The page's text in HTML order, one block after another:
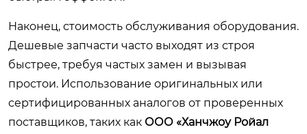
Наконец, стоимость обслуживания оборудования.
Дешевые запчасти часто выходят из строя
быстрее, требуя частых замен и вызывая
простои. Использование оригинальных или
сертифицированных аналогов от проверенных
поставщиков, таких как ООО «Ханчжоу Ройал